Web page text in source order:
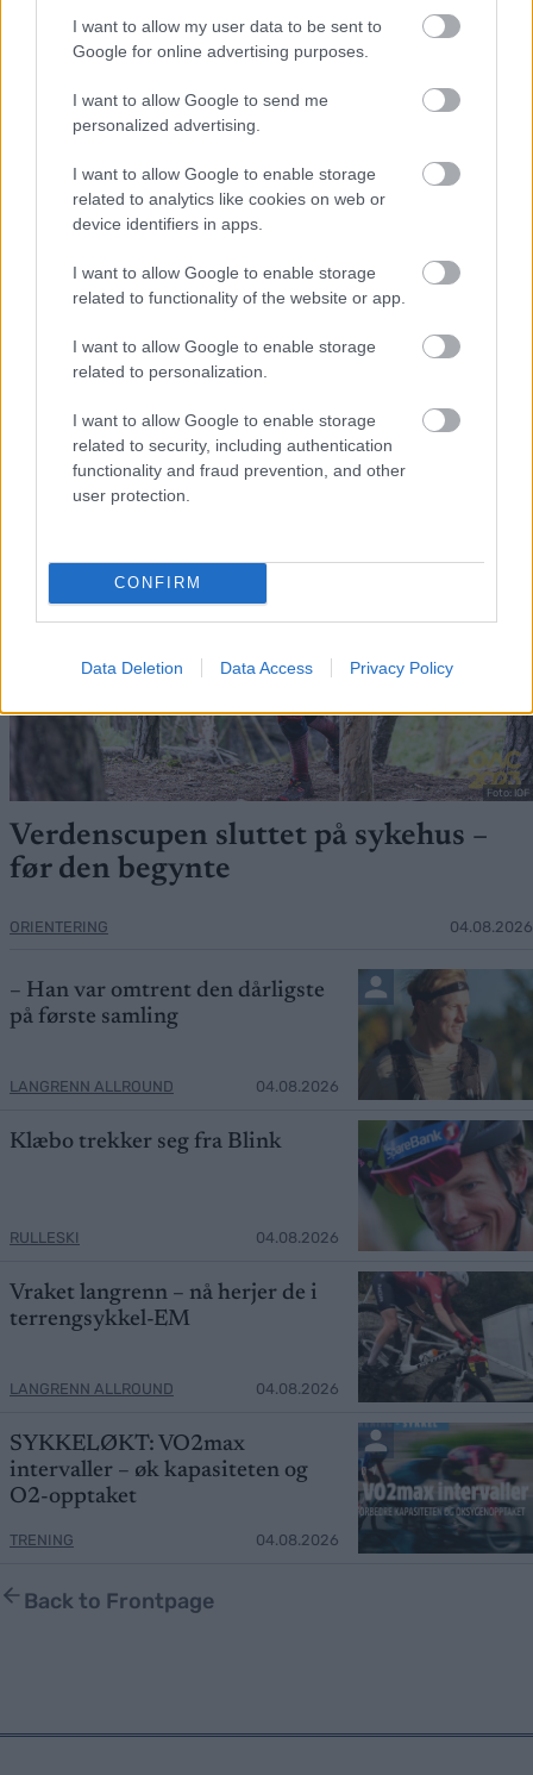
I want to allow my user data to be sent to
Google for online advertising purposes.
I want to allow Google to send me
personalized advertising.
I want to allow Google to enable storage
related to analytics like cookies on web or
device identifiers in apps.
I want to allow Google to enable storage
related to functionality of the website or app.
I want to allow Google to enable storage
related to personalization.
I want to allow Google to enable storage
related to security, including authentication
functionality and fraud prevention, and other
user protection.
CONFIRM
Data Deletion Data Access Privacy Policy
disse
skal
OL-
sprint
09.0
2.20
OL-
gull –
går
OL-
ila for
Norge
NN
ALLROU
19.0
2.20
Norge
NN
ALLROU
19.0
2.20
e hans
–
ster
NN
ALLROU
14.0
2.20
NN
FLERE ARTIKLER
Foto: IOF
Verdenscupen sluttet på sykehus –
før den begynte
ORIENTERING 04.08.2026
– Han var omtrent den dårligste
på første samling
LANGRENN ALLROUND 04.08.2026
Klæbo trekker seg fra Blink
RULLESKI 04.08.2026
Vraket langrenn – nå herjer de i
terrengsykkel-EM
LANGRENN ALLROUND 04.08.2026
SYKKELØKT: VO2max
intervaller – øk kapasiteten og
O2-opptaket
TRENING 04.08.2026
Back to Frontpage